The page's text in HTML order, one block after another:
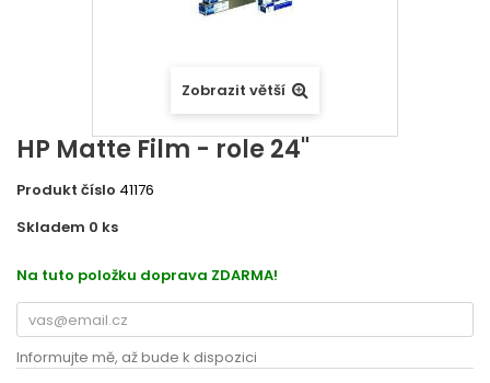
Zobrazit větší
HP Matte Film - role 24"
Produkt číslo 41176
Skladem 0 ks
Na tuto položku doprava ZDARMA!
Informujte mě, až bude k dispozici